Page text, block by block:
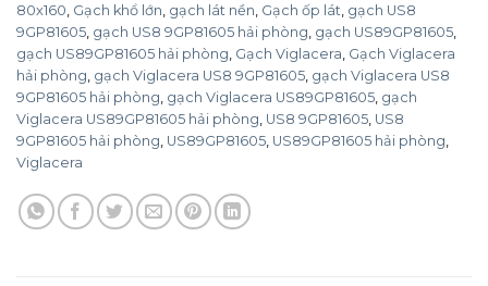
80x160 Gạch khổ lớn gạch lát nền Gạch ốp lát gạch US8
9GP81605 gạch US8 9GP81605 hải phòng gạch US89GP81605
gạch US89GP81605 hải phòng Gạch Viglacera Gạch Viglacera
hải phòng gạch Viglacera US8 9GP81605 gạch Viglacera US8
9GP81605 hải phòng gạch Viglacera US89GP81605 gạch
Viglacera US89GP81605 hải phòng US8 9GP81605 US8
9GP81605 hải phòng US89GP81605 US89GP81605 hải phòng
Viglacera